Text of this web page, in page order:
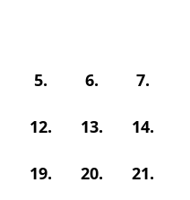
5. 6. 7.
12. 13. 14.
19. 20. 21.